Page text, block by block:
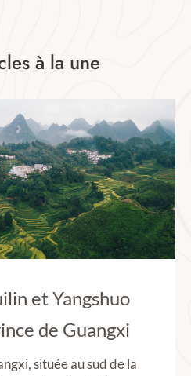
à la une
et Yangshuo
de Guangxi
située au sud de la